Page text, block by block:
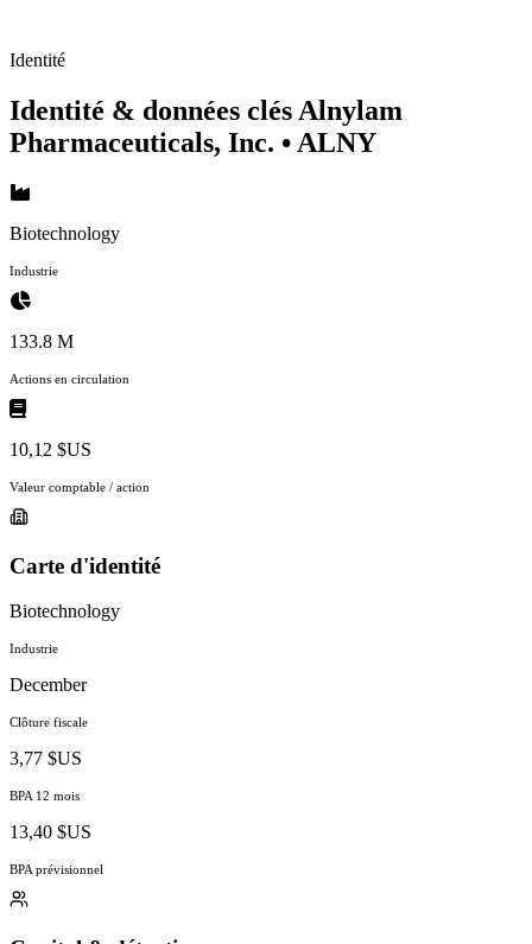
Identité
Identité & données clés Alnylam
Pharmaceuticals, Inc. • ALNY
Biotechnology
Industrie
133.8 M
Actions en circulation
10,12 $US
Valeur comptable / action
Carte d'identité
Biotechnology
Industrie
December
Clôture fiscale
3,77 $US
BPA 12 mois
13,40 $US
BPA prévisionnel